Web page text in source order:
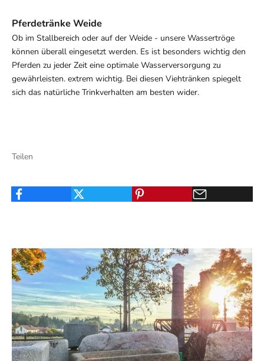
Pferdetränke Weide
Ob im Stallbereich oder auf der Weide - unsere Wassertröge
können überall eingesetzt werden. Es ist besonders wichtig den
Pferden zu jeder Zeit eine optimale Wasserversorgung zu
gewährleisten. extrem wichtig. Bei diesen Viehtränken spiegelt
sich das natürliche Trinkverhalten am besten wider.
Teilen